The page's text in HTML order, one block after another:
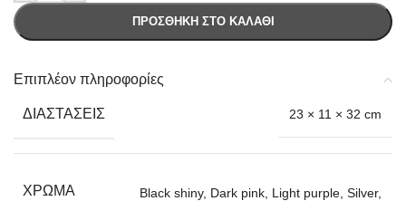
ΠΡΟΣΘΉΚΗ ΣΤΟ ΚΑΛΆΘΙ
Επιπλέον πληροφορίες
ΔΙΑΣΤΆΣΕΙΣ 23 × 11 × 32 cm
ΧΡΏΜΑ Black shiny, Dark pink Light purple Silver,